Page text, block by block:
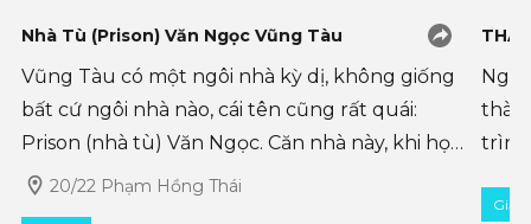
Nhà Tù (Prison) Văn Ngọc Vũng Tàu
Vũng Tàu có một ngôi nhà kỳ dị, không giống
bất cứ ngôi nhà nào, cái tên cũng rất quái:
Prison (nhà tù) Văn Ngọc. Căn nhà này, khi họa
sĩ Văn Ngọc mua, nó loằng ngoằng khi cứ
20/22 Phạm Hồng Thái
trình
Giải